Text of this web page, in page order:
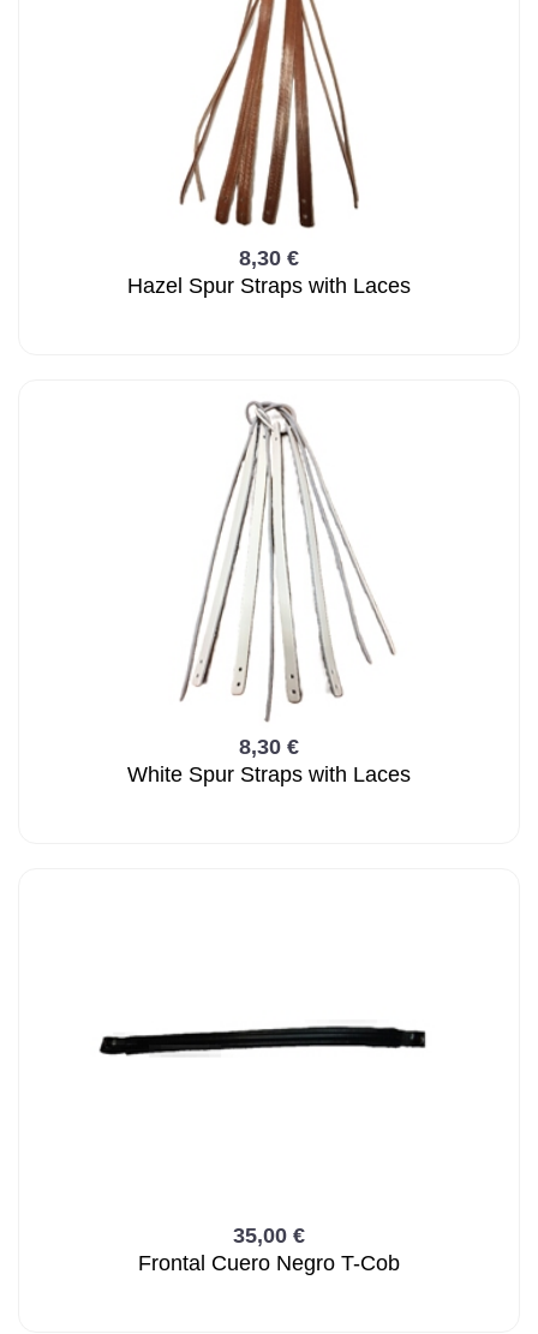
8,30 €
Hazel Spur Straps with Laces
8,30 €
White Spur Straps with Laces
35,00 €
Frontal Cuero Negro T-Cob